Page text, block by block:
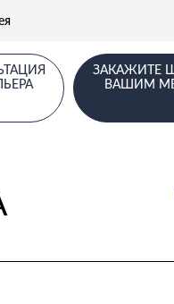
ЗАКАЖИТЕ
ВАШИМ